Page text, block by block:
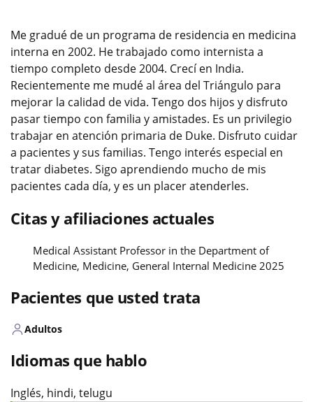
Me gradué de un programa de residencia en medicina
interna en 2002. He trabajado como internista a
tiempo completo desde 2004. Crecí en India.
Recientemente me mudé al área del Triángulo para
mejorar la calidad de vida. Tengo dos hijos y disfruto
pasar tiempo con familia y amistades. Es un privilegio
trabajar en atención primaria de Duke. Disfruto cuidar
a pacientes y sus familias. Tengo interés especial en
tratar diabetes. Sigo aprendiendo mucho de mis
pacientes cada día, y es un placer atenderles.
Citas y afiliaciones actuales
Medical Assistant Professor in the Department of
Medicine, Medicine, General Internal Medicine 2025
Pacientes que usted trata
Adultos
Idiomas que hablo
Inglés, hindi, telugu